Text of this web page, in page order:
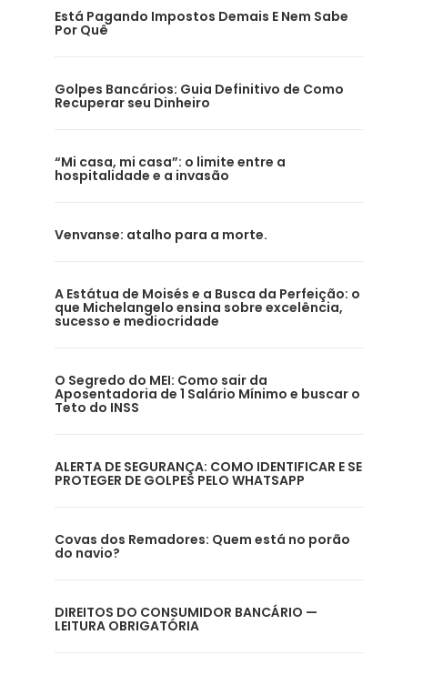
Está Pagando Impostos Demais E Nem Sabe
Por Quê
Golpes Bancários: Guia Definitivo de Como
Recuperar seu Dinheiro
“Mi casa, mi casa”: o limite entre a
hospitalidade e a invasão
Venvanse: atalho para a morte.
A Estátua de Moisés e a Busca da Perfeição: o
que Michelangelo ensina sobre excelência,
sucesso e mediocridade
O Segredo do MEI: Como sair da
Aposentadoria de 1 Salário Mínimo e buscar o
Teto do INSS
ALERTA DE SEGURANÇA: COMO IDENTIFICAR E SE
PROTEGER DE GOLPES PELO WHATSAPP
Covas dos Remadores: Quem está no porão
do navio?
DIREITOS DO CONSUMIDOR BANCÁRIO —
LEITURA OBRIGATÓRIA